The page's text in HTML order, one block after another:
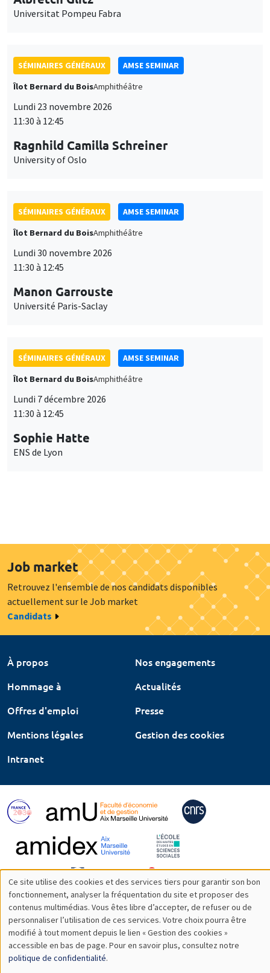
Universitat Pompeu Fabra
SÉMINAIRES GÉNÉRAUX
AMSE SEMINAR
Îlot Bernard du BoisAmphithéâtre
Lundi 23 novembre 2026
11:30 à 12:45
Ragnhild Camilla Schreiner
University of Oslo
SÉMINAIRES GÉNÉRAUX
AMSE SEMINAR
Îlot Bernard du BoisAmphithéâtre
Lundi 30 novembre 2026
11:30 à 12:45
Manon Garrouste
Université Paris-Saclay
SÉMINAIRES GÉNÉRAUX
AMSE SEMINAR
Îlot Bernard du BoisAmphithéâtre
Lundi 7 décembre 2026
11:30 à 12:45
Sophie Hatte
ENS de Lyon
Job market
Retrouvez l'ensemble de nos candidats disponibles
actuellement sur le Job market
Candidats
À propos
Nos engagements
Hommage à
Actualités
Offres d'emploi
Presse
Mentions légales
Gestion des cookies
Intranet
Utilisation
des
données
personnelles
Ce site utilise des cookies et des services tiers pour garantir son bon
fonctionnement, analyser la fréquentation du site et proposer des
contenus multimédias. Vous êtes libre d’accepter, de refuser ou de
personnaliser l’utilisation de ces services. Votre choix pourra être
modifié à tout moment depuis le lien « Gestion des cookies »
accessible en bas de page. Pour en savoir plus, consultez notre
politique de confidentialité.